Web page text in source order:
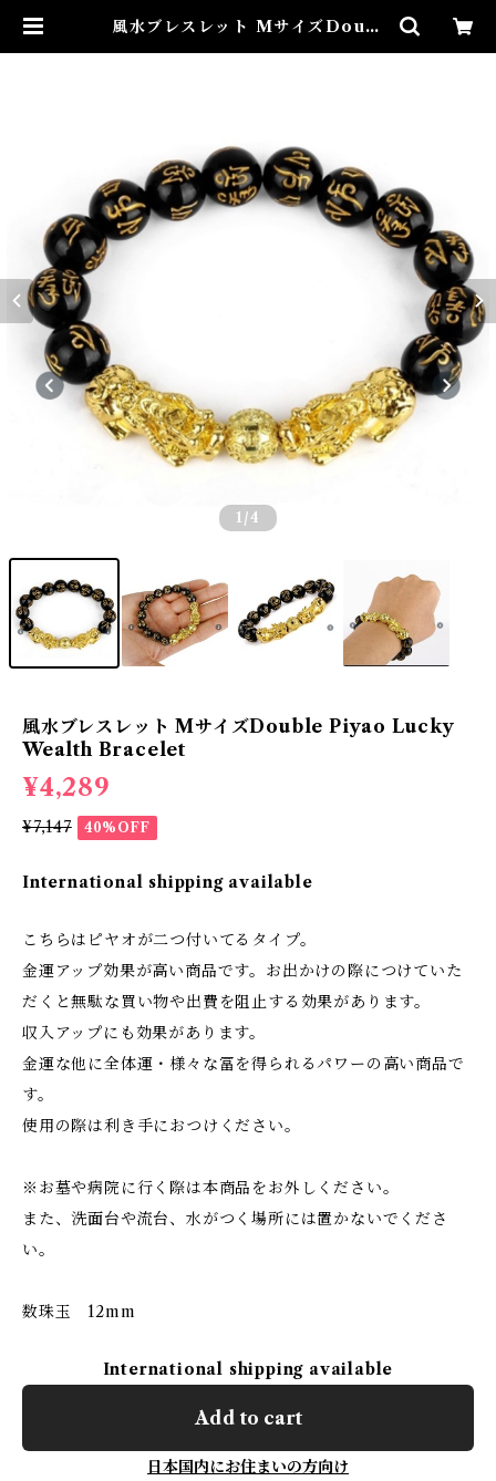
風水ブレスレット MサイズDoubl
1 /4
風水ブレスレット MサイズDouble Piyao Lucky
Wealth Bracelet
¥4,289
¥7,147 40%OFF
International shipping available
こちらはピヤオが二つ付いてるタイプ。
金運アップ効果が高い商品です。お出かけの際につけていた
だくと無駄な買い物や出費を阻止する効果があります。
収入アップにも効果があります。
金運な他に全体運・様々な冨を得られるパワーの高い商品で
す。
使用の際は利き手におつけください。
※お墓や病院に行く際は本商品をお外しください。
また、洗面台や流台、水がつく場所には置かないでくださ
い。
数珠玉 12mm
International shipping available
Add to cart
日本国内にお住まいの方向け